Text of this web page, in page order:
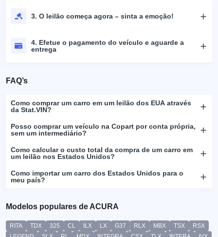
3. O leilão começa agora – sinta a emoção!
4. Efetue o pagamento do veículo e aguarde a
entrega
FAQ’s
Como comprar um carro em um leilão dos EUA através
da Stat.VIN?
Posso comprar um veículo na Copart por conta própria,
sem um intermediário?
Como calcular o custo total da compra de um carro em
um leilão nos Estados Unidos?
Como importar um carro dos Estados Unidos para o
meu país?
Modelos populares de ACURA
RITA TDX 325 CL ILX LX G37 RLX MBX TSX
RSX